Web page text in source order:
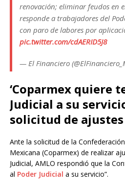
renovación; eliminar feudos en
responde a trabajadores del
con paro de labores por
pic.twitter.com/cdAERID5J8
— El Financiero
‘Coparmex quiere
Judicial a su
solicitud de
Ante la solicitud de la
Mexicana (Coparmex) de realizar
Judicial, AMLO respondió que la
al Poder Judicial a su servicio”.